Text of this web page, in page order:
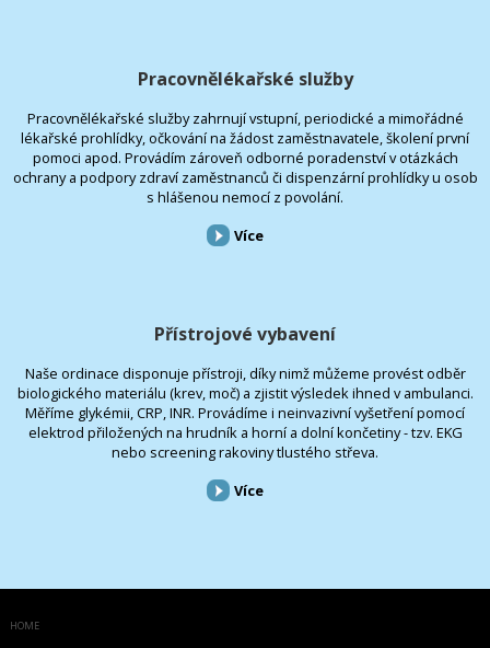
Pracovnělékařské služby
Pracovnělékařské služby zahrnují vstupní, periodické a mimořádné
lékařské prohlídky, očkování na žádost zaměstnavatele, školení první
pomoci apod. Provádím zároveň odborné poradenství v otázkách
ochrany a podpory zdraví zaměstnanců či dispenzární prohlídky u osob
s hlášenou nemocí z povolání.
Více
Přístrojové vybavení
Naše ordinace disponuje přístroji, díky nimž můžeme provést odběr
biologického materiálu (krev, moč) a zjistit výsledek ihned v ambulanci.
Měříme glykémii, CRP, INR. Provádíme i neinvazivní vyšetření pomocí
elektrod přiložených na hrudník a horní a dolní končetiny - tzv. EKG
nebo screening rakoviny tlustého střeva.
Více
HOME